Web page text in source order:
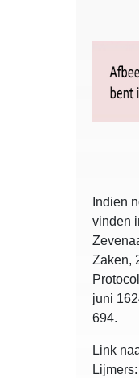
Indien
vinden
Zaken,
juni
694.
Link
Lijmers: